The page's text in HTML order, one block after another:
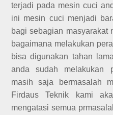
terjadi pada mesin cuci
ini mesin cuci menjadi
bagi sebagian masyarakat
bagaimana melakukan
bisa digunakan tahan
anda sudah melakukan
masih saja bermasalah
Firdaus Teknik kami
mengatasi semua